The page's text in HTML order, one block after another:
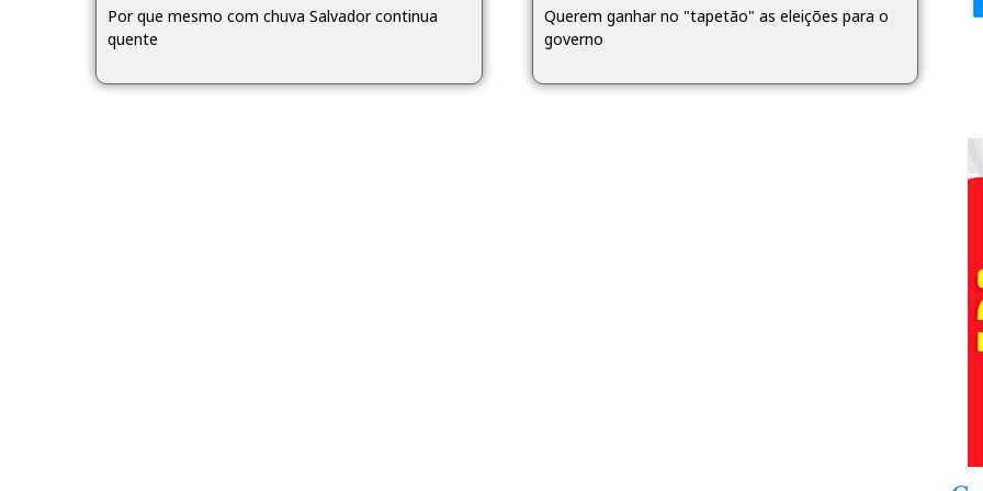
Por que mesmo com chuva Salvador continua
quente
Querem ganhar no "tapetão" as eleições para o
governo